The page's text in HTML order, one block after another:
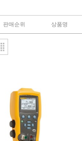
판매순위 상품명